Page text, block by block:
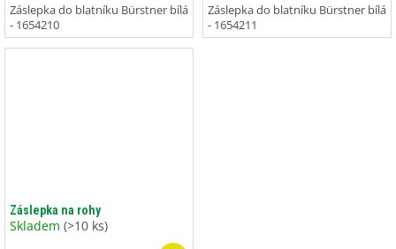
Záslepka do blatníku Bürstner bílá
- 1654210
Záslepka do blatníku Bürstner bílá
- 1654211
Záslepka na rohy
Skladem (>10 ks)